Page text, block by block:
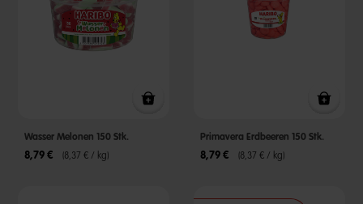
Wasser Melonen 150 Stk.
8,79 € (8,37 € / kg)
Primavera Erdbeeren 150 Stk.
8,79 € (8,37 € / kg)